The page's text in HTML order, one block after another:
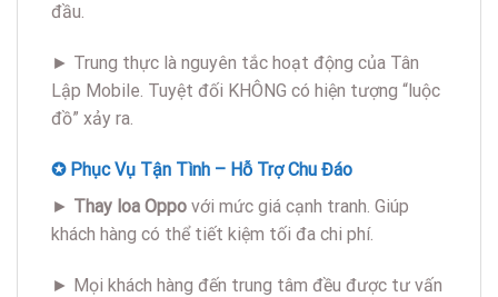
đầu.
► Trung thực là nguyên tắc hoạt động của Tân
Lập Mobile. Tuyệt đối KHÔNG có hiện tượng “luộc
đồ” xảy ra.
✪ Phục Vụ Tận Tình – Hỗ Trợ Chu Đáo
► Thay loa Oppo với mức giá cạnh tranh. Giúp
khách hàng có thể tiết kiệm tối đa chi phí.
► Mọi khách hàng đến trung tâm đều được tư vấn